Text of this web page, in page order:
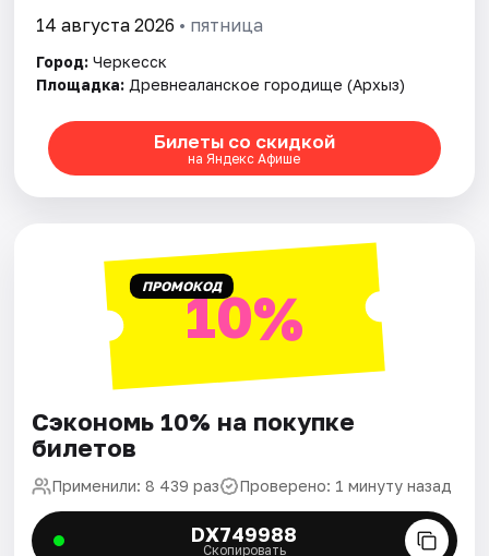
14 августа 2026 • пятница
Город: Черкесск
Площадка: Древнеаланское городище (Архыз)
Билеты со скидкой
на Яндекс Афише
ПРОМОКОД10%
Сэкономь 10% на покупке
билетов
Применили: 8 439 раз Проверено: 1 минуту назад
DX749988
Скопировать